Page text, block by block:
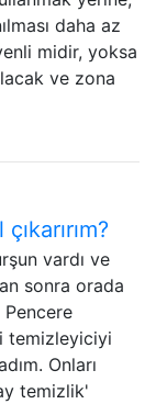
daha az
midir, yoksa
ve zona
vardı ve
sonra orada
temizleyiciyi
Onları
temizlik'